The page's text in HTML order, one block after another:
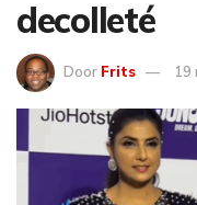
decolleté
Door Frits 19